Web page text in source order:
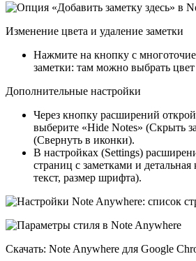
Изменение цвета и удаление заметки
Нажмите на кнопку с
заметки: там можно выбрать цвет
Дополнительные настройки
Через кнопку расширений
выберите «Hide Notes» (Скрыть
(Свернуть в иконки).
В настройках (Settings)
страниц с заметками и
текст, размер шрифта).
Скачать: Note Anywhere для Google